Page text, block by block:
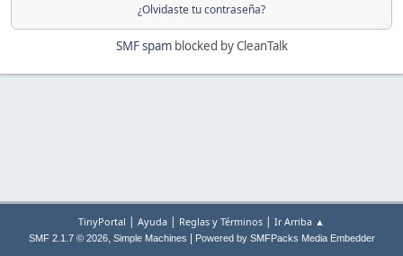
¿Olvidaste tu contraseña?
SMF spamblocked by CleanTalk
TinyPortal | Ayuda | Reglas y Términos | Ir Arriba ▲
SMF 2.1.7 © 2026, Simple Machines Powered by SMFPacks Media Embedder